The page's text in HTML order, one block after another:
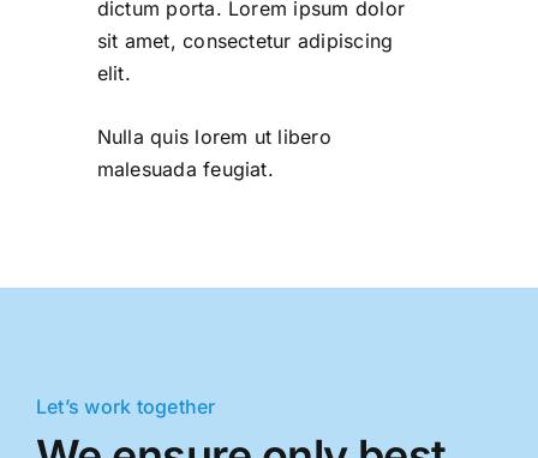
dictum porta. Lorem ipsum dolor
sit amet, consectetur adipiscing
elit.
Nulla quis lorem ut libero
malesuada feugiat.
Let’s work together